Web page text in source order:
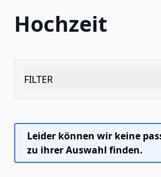
Hochzeit
FILTER
Leider können wir keine
zu ihrer Auswahl finden.